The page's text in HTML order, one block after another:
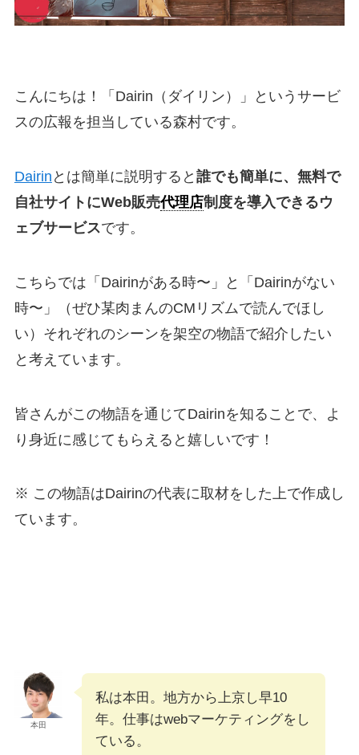
こんにちは！「Dairin（ダイリン）」というサービ
スの広報を担当している森村です。
Dairin とは簡単に説明すると 誰でも簡単に、無料で
自社サイトにWeb販売代理店制度を導入できるウ
ェブサービスです。
こちらでは「Dairinがある時〜」と「Dairinがない
時〜」（ぜひ某肉まんのCMリズムで読んでほし
い）それぞれのシーンを架空の物語で紹介したい
と考えています。
皆さんがこの物語を通じてDairinを知ることで、よ
り身近に感じてもらえると嬉しいです！
※ この物語はDairinの代表に取材をした上で作成し
ています。
本田
私は本田。地方から上京し早10
年。仕事はwebマーケティングをし
ている。